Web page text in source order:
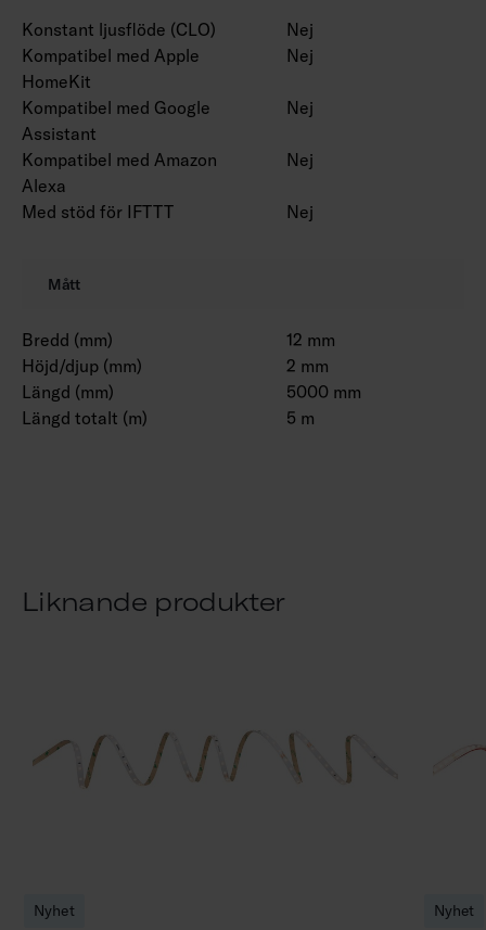
Konstant ljusflöde (CLO)
Nej
Kompatibel med Apple
HomeKit
Nej
Kompatibel med Google
Assistant
Nej
Kompatibel med Amazon
Alexa
Nej
Med stöd för IFTTT Nej
Mått
Bredd (mm)
12 mm
Höjd/djup (mm)
2 mm
Längd (mm)
5000 mm
Längd totalt (m)
5 m
Liknande produkter
Nyhet Nyhet